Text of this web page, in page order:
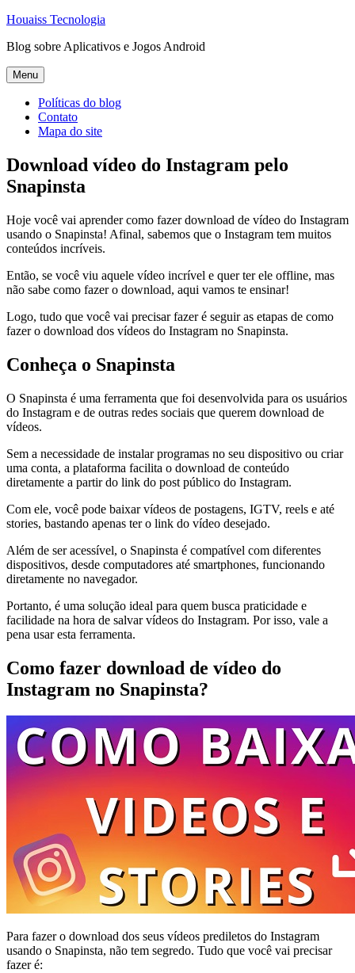
Pular
o
Houaiss Tecnologia
Blog sobre Aplicativos e Jogos Android
Menu Pular
para
o
conteúdo
Políticas do blog
Contato
Mapa do site
Download vídeo do Instagram pelo
Snapinsta
Hoje você vai aprender como fazer download de vídeo do Instagram
usando o Snapinsta! Afinal, sabemos que o Instagram tem muitos
conteúdos incríveis.
Então, se você viu aquele vídeo incrível e quer ter ele offline, mas
não sabe como fazer o download, aqui vamos te ensinar!
Logo, tudo que você vai precisar fazer é seguir as etapas de como
fazer o download dos vídeos do Instagram no Snapinsta.
Conheça o Snapinsta
O Snapinsta é uma ferramenta que foi desenvolvida para os usuários
do Instagram e de outras redes sociais que querem download de
vídeos.
Sem a necessidade de instalar programas no seu dispositivo ou criar
uma conta, a plataforma facilita o download de conteúdo
diretamente a partir do link do post público do Instagram.
Com ele, você pode baixar vídeos de postagens, IGTV, reels e até
stories, bastando apenas ter o link do vídeo desejado.
Além de ser acessível, o Snapinsta é compatível com diferentes
dispositivos, desde computadores até smartphones, funcionando
diretamente no navegador.
Portanto, é uma solução ideal para quem busca praticidade e
facilidade na hora de salvar vídeos do Instagram. Por isso, vale a
pena usar esta ferramenta.
Como fazer download de vídeo do
Instagram no Snapinsta?
Para fazer o download dos seus vídeos prediletos do Instagram
usando o Snapinsta, não tem segredo. Tudo que você vai precisar
fazer é: